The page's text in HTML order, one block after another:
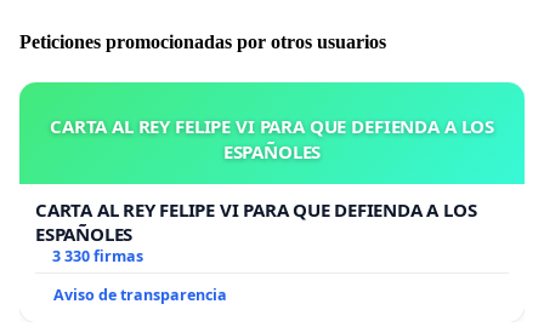
Peticiones promocionadas por otros usuarios
CARTA AL REY FELIPE VI PARA QUE DEFIENDA A LOS
ESPAÑOLES
CARTA AL REY FELIPE VI PARA QUE DEFIENDA A LOS
ESPAÑOLES
3 330 firmas
Aviso de transparencia